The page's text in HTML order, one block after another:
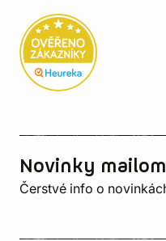
Novinky mailom
Čerstvé info o